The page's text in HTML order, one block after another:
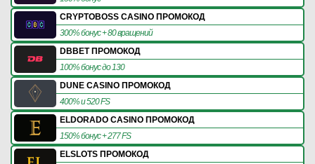
CRYPTOBOSS CASINO ПРОМОКОД
300% бонус + 80 вращений
DBBET ПРОМОКОД
100% бонус до 130
DUNE CASINO ПРОМОКОД
400% и 520 FS
ELDORADO CASINO ПРОМОКОД
150% бонус + 277 FS
ELSLOTS ПРОМОКОД